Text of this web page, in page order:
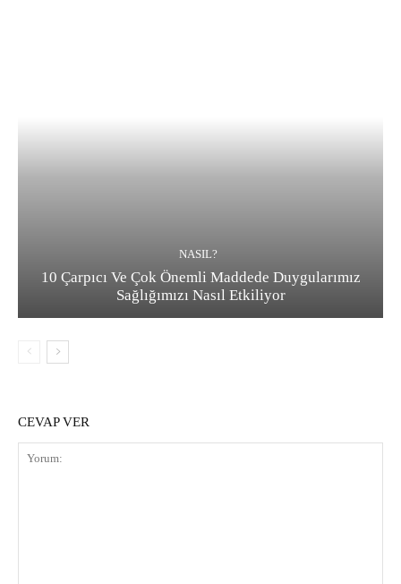
NASIL?
10 Çarpıcı Ve Çok Önemli Maddede Duygularımız
Sağlığımızı Nasıl Etkiliyor
CEVAP VER